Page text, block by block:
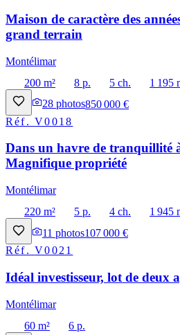
Maison de caractère des
grand terrain
Montélimar
200 m²
8 p. 5 ch.
1 195
28 photos850 000 €
Réf.V0018
Dans un havre de tranquillité
Magnifique propriété
Montélimar
220 m²
5 p. 4 ch.
1 945
11 photos107 000 €
Réf.V0021
Idéal investisseur, lot de deux
Montélimar
60 m²
6 p.